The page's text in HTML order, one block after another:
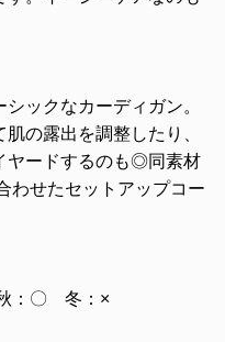
ックなカーディガン。
の露出を調整したり、
ヤードするのも◎同素材
わせたセットアップコー
：〇 冬：×